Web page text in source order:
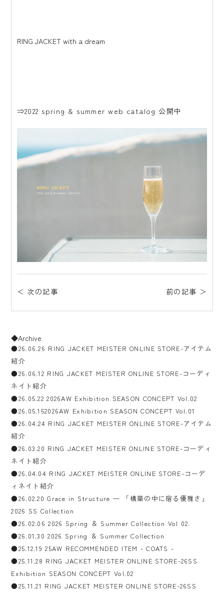
RING JACKET with a dream
⇒2022 spring & summer web catalog 公開中
＜ 次の記事 前の記事 ＞
◆Archive
●26.06.26 RING JACKET MEISTER ONLINE STORE-アイテム
紹介
●26.06.12 RING JACKET MEISTER ONLINE STORE-コーディ
ネイト紹介
●26.05.22 2026AW Exhibition SEASON CONCEPT Vol.02
●26.05.152026AW Exhibition SEASON CONCEPT Vol.01
●26.04.24 RING JACKET MEISTER ONLINE STORE-アイテム
紹介
●26.03.20 RING JACKET MEISTER ONLINE STORE-コーディ
ネイト紹介
●26.04.04 RING JACKET MEISTER ONLINE STORE-コーデ
ィネイト紹介
●26.02.20 Grace in Structure — 「構築の中に宿る優雅さ」
2026 SS Collection
●26.02.06 2026 Spring ＆ Summer Collection Vol 02.
●26.01.30 2026 Spring ＆ Summer Collection
●25.12.19 25AW RECOMMENDED ITEM - COATS -
●25.11.28 RING JACKET MEISTER ONLINE STORE-26SS
Exhibition SEASON CONCEPT Vol.02
●25.11.21 RING JACKET MEISTER ONLINE STORE-26SS